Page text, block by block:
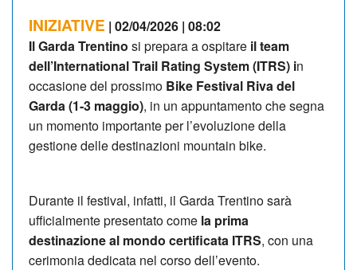
INIZIATIVE | 02/04/2026 | 08:02
Il Garda Trentino si prepara a ospitare il team
dell’International Trail Rating System (ITRS) in
occasione del prossimo Bike Festival Riva del
Garda (1-3 maggio), in un appuntamento che segna
un momento importante per l’evoluzione della
gestione delle destinazioni mountain bike.
Durante il festival, infatti, il Garda Trentino sarà
ufficialmente presentato come la prima
destinazione al mondo certificata ITRS, con una
cerimonia dedicata nel corso dell’evento.